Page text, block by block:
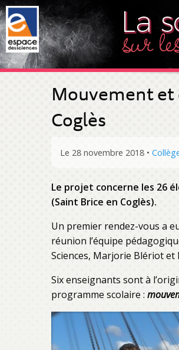
Mouvement et
Coglès
Le 28 novembre 2018 •
Le projet concerne les 26
(Saint Brice en Coglès).
Un premier rendez-vous a
réunion l’équipe
Sciences, Marjorie Blériot
Six enseignants sont à
programme scolaire :